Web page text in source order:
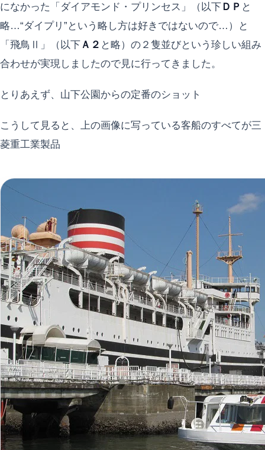
になかった「ダイアモンド・プリンセス」（以下 ＤＰ と
略…“ダイプリ”という略し方は好きではないので…）と
「飛鳥Ⅱ」（以下 Ａ２ と略）の２隻並びという珍しい組み
合わせが実現しましたので見に行ってきました。
とりあえず、山下公園からの定番のショット
こうして見ると、上の画像に写っている客船のすべてが三
菱重工業製品